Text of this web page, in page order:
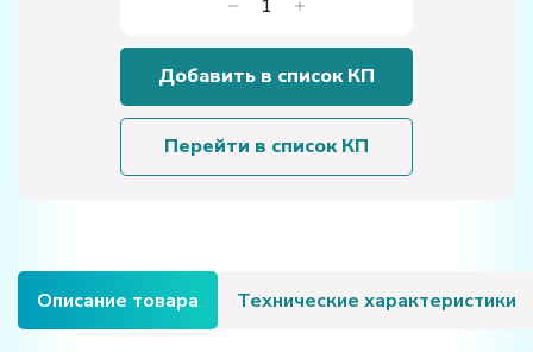
Количество
товара
Лабораторная
установка
«Изучение
поляризации
Добавить в список КП
Перейти в список КП
Описание товара Технические характеристики